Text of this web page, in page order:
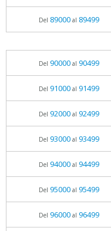
Del 89000al 89499
Del 90000al 90499
Del 91000al 91499
Del 92000al 92499
Del 93000al 93499
Del 94000al 94499
Del 95000al 95499
Del 96000al 96499